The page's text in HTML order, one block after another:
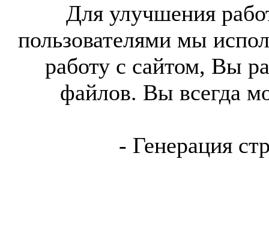
Для улучшения
пользователями мы
работу с сайтом, Вы
файлов. Вы всегда
- Генерация